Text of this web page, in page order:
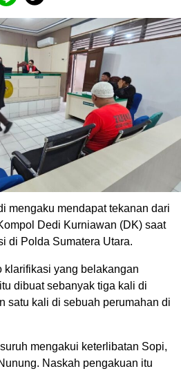
mengaku mendapat tekanan dari
Dedi Kurniawan (DK) saat
di Polda Sumatera Utara.
klarifikasi yang belakangan
dibuat sebanyak tiga kali di
satu kali di sebuah perumahan di
mengakui keterlibatan Sopi,
Naskah pengakuan itu